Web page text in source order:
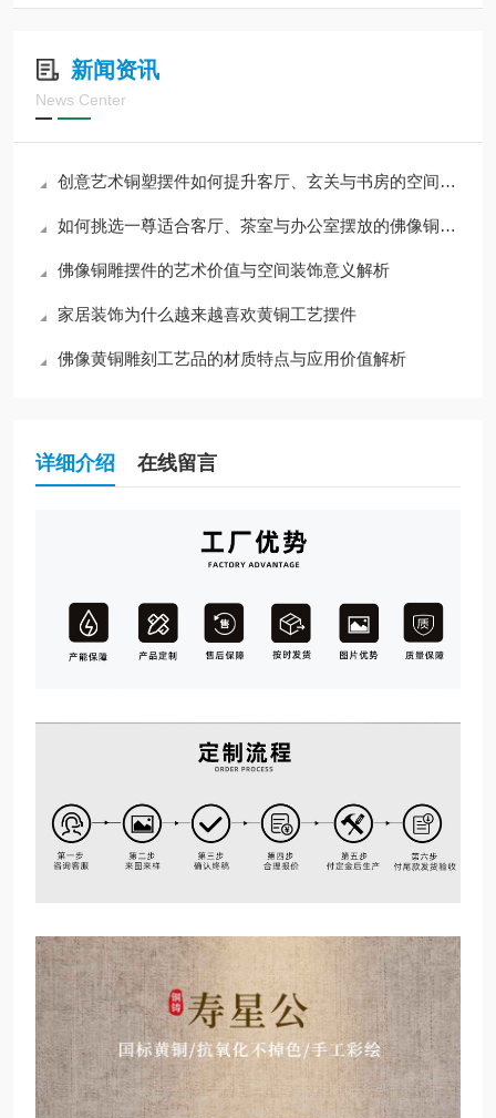
新闻资讯
News Center
创意艺术铜塑摆件如何提升客厅、玄关与书房的空间格调
如何挑选一尊适合客厅、茶室与办公室摆放的佛像铜雕摆件？
佛像铜雕摆件的艺术价值与空间装饰意义解析
家居装饰为什么越来越喜欢黄铜工艺摆件
佛像黄铜雕刻工艺品的材质特点与应用价值解析
详细介绍 在线留言